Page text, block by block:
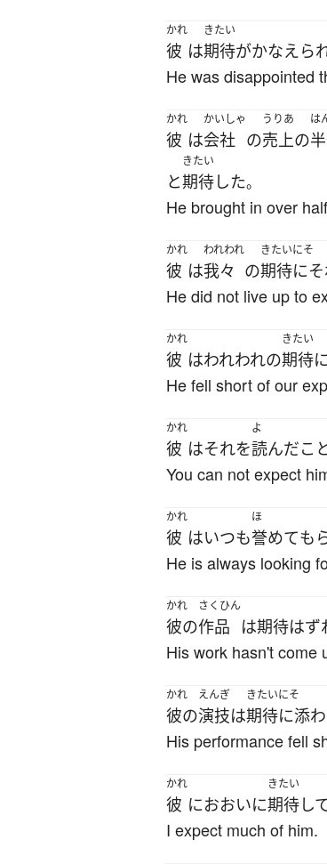
かれ
彼 は
きたい
期待がかなえら
He was disappointed
かれ
彼 は
かいしゃ
会社 の
うりあ
売上の
は
と
きたい
期待した。
He brought in over
かれ
彼 は
われわれ
我々 の
きたいにそ
期待に
He did not live up to
かれ
彼 はわれわれの
きたい
期待
He fell short of our
かれ
彼 はそれを
よ
読んだこ
You can not expect
かれ
彼 はいつも
ほ
誉めても
He is always looking
かれ
彼の
さくひん
作品 は期待はず
His work hasn't come
かれ
彼の
えんぎ
演技は
きたいにそ
期待に添
His performance fell
かれ
彼 におおいに
きたい
期待し
I expect much of him.